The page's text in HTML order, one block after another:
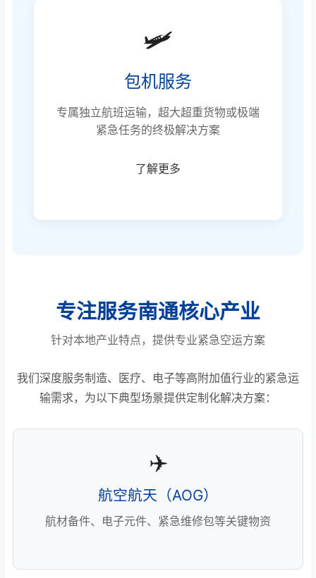
🛩️
包机服务
专属独立航班运输，超大超重货物或极端
紧急任务的终极解决方案
了解更多
专注服务南通核心产业
针对本地产业特点，提供专业紧急空运方案
我们深度服务制造、医疗、电子等高附加值行业的紧急运
输需求，为以下典型场景提供定制化解决方案：
✈️
航空航天（AOG）
航材备件、电子元件、紧急维修包等关键物资